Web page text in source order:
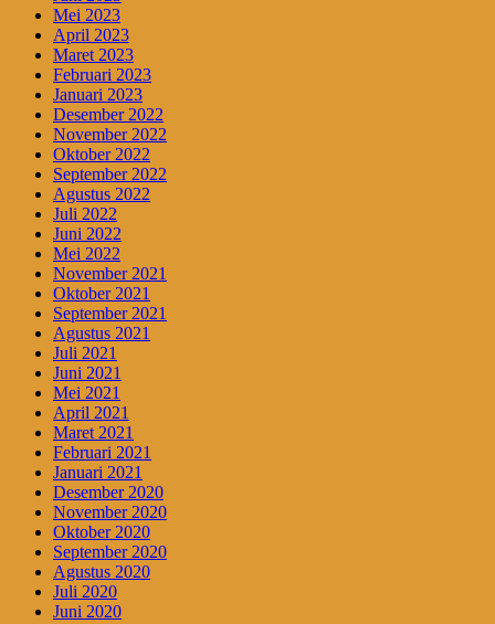
Mei 2023
April 2023
Maret 2023
Februari 2023
Januari 2023
Desember 2022
November 2022
Oktober 2022
September 2022
Agustus 2022
Juli 2022
Juni 2022
Mei 2022
November 2021
Oktober 2021
September 2021
Agustus 2021
Juli 2021
Juni 2021
Mei 2021
April 2021
Maret 2021
Februari 2021
Januari 2021
Desember 2020
November 2020
Oktober 2020
September 2020
Agustus 2020
Juli 2020
Juni 2020